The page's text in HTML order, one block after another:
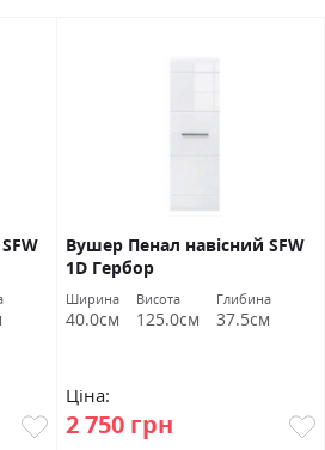
Вушер Пенал навісний SFW
1D Гербор
Ширина
40.0см
Висота
125.0см
Глибина
37.5см
Ціна:
2 750 грн